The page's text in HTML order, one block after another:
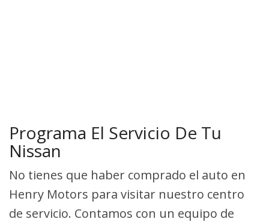
Programa El Servicio De Tu
Nissan
No tienes que haber comprado el auto en
Henry Motors para visitar nuestro centro
de servicio. Contamos con un equipo de